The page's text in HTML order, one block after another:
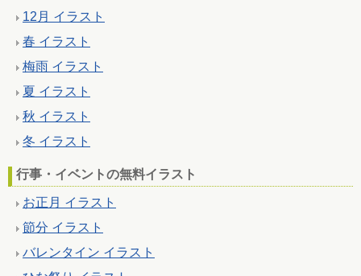
12月 イラスト
春 イラスト
梅雨 イラスト
夏 イラスト
秋 イラスト
冬 イラスト
行事・イベントの無料イラスト
お正月 イラスト
節分 イラスト
バレンタイン イラスト